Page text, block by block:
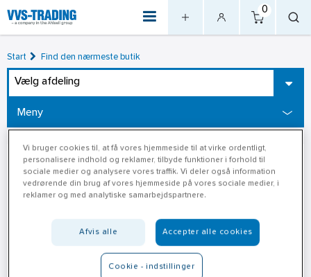
0
Start Find den nærmeste butik
Vælg afdeling
Meny
Vi bruger cookies til, at få vores hjemmeside til at virke ordentligt,
personalisere indhold og reklamer, tilbyde funktioner i forhold til
sociale medier og analysere vores traffik. Vi deler også information
vedrørende din brug af vores hjemmeside på vores sociale medier, i
reklamer og med analytiske samarbejdspartnere.
Afvis alle Accepter alle cookies
Cookie - indstillinger